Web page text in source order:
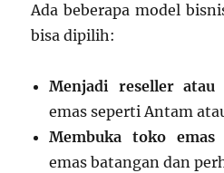
Ada beberapa model
bisa dipilih:
Menjadi reseller atau
emas seperti Antam
Membuka toko
emas batangan dan